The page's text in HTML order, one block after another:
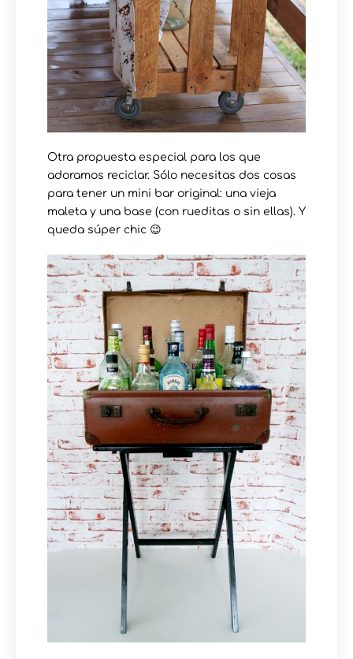
Otra propuesta especial para los que
adoramos reciclar. Sólo necesitas dos cosas
para tener un mini bar original: una vieja
maleta y una base (con rueditas o sin ellas). Y
queda súper chic 😉